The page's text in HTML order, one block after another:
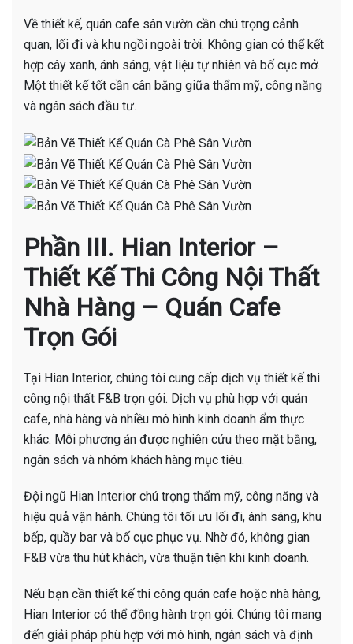
Về thiết kế, quán cafe sân vườn cần chú trọng cảnh
quan, lối đi và khu ngồi ngoài trời. Không gian có thể kết
hợp cây xanh, ánh sáng, vật liệu tự nhiên và bố cục mở.
Một thiết kế tốt cần cân bằng giữa thẩm mỹ, công năng
và ngân sách đầu tư.
Phần III. Hian Interior –
Thiết Kế Thi Công Nội Thất
Nhà Hàng – Quán Cafe
Trọn Gói
Tại Hian Interior, chúng tôi cung cấp dịch vụ thiết kế thi
công nội thất F&B trọn gói. Dịch vụ phù hợp với quán
cafe, nhà hàng và nhiều mô hình kinh doanh ẩm thực
khác. Mỗi phương án được nghiên cứu theo mặt bằng,
ngân sách và nhóm khách hàng mục tiêu.
Đội ngũ Hian Interior chú trọng thẩm mỹ, công năng và
hiệu quả vận hành. Chúng tôi tối ưu lối đi, ánh sáng, khu
bếp, quầy bar và bố cục phục vụ. Nhờ đó, không gian
F&B vừa thu hút khách, vừa thuận tiện khi kinh doanh.
Nếu bạn cần thiết kế thi công quán cafe hoặc nhà hàng,
Hian Interior có thể đồng hành trọn gói. Chúng tôi mang
đến giải pháp phù hợp với mô hình, ngân sách và định